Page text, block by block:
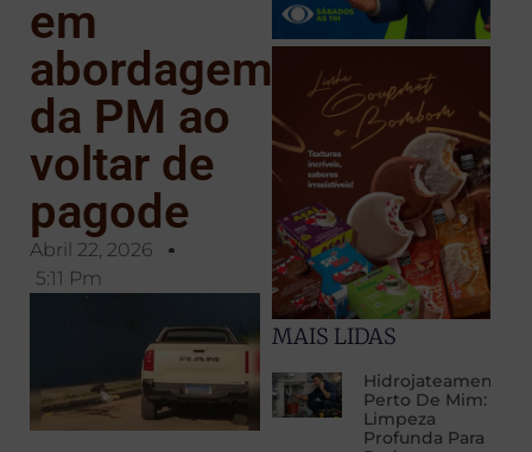
em
abordagem
da PM ao
voltar de
pagode
Abril 22, 2026
5:11 Pm
MAIS LIDAS
Hidrojateamento
Perto De Mim:
Limpeza
Profunda Para